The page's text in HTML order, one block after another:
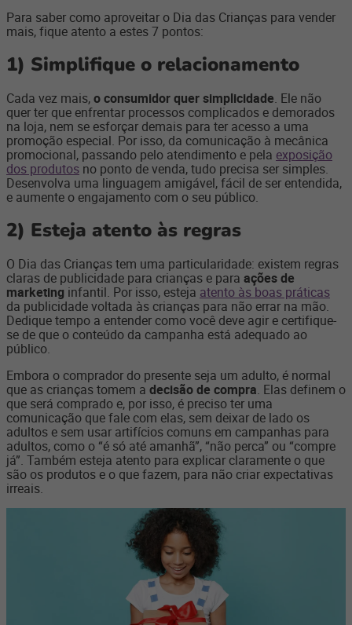
Para saber como aproveitar o Dia das Crianças para vender
mais, fique atento a estes 7 pontos:
1) Simplifique o relacionamento
Cada vez mais,o consumidor quer simplicidade. Ele não
quer ter que enfrentar processos complicados e demorados
na loja, nem se esforçar demais para ter acesso a uma
promoção especial. Por isso, da comunicação à mecânica
promocional, passando pelo atendimento e pela exposição
dos produtos no ponto de venda, tudo precisa ser simples.
Desenvolva uma linguagem amigável, fácil de ser entendida,
e aumente o engajamento com o seu público.
2) Esteja atento às regras
O Dia das Crianças tem uma particularidade: existem regras
claras de publicidade para crianças e para ações de
marketing infantil. Por isso, esteja atento às boas práticas
da publicidade voltada às crianças para não errar na mão.
Dedique tempo a entender como você deve agir e certifique-
se de que o conteúdo da campanha está adequado ao
público.
Embora o comprador do presente seja um adulto, é normal
que as crianças tomem a decisão de compra. Elas definem o
que será comprado e, por isso, é preciso ter uma
comunicação que fale com elas, sem deixar de lado os
adultos e sem usar artifícios comuns em campanhas para
adultos, como o “é só até amanhã”, “não perca” ou “compre
já”. Também esteja atento para explicar claramente o que
são os produtos e o que fazem, para não criar expectativas
irreais.